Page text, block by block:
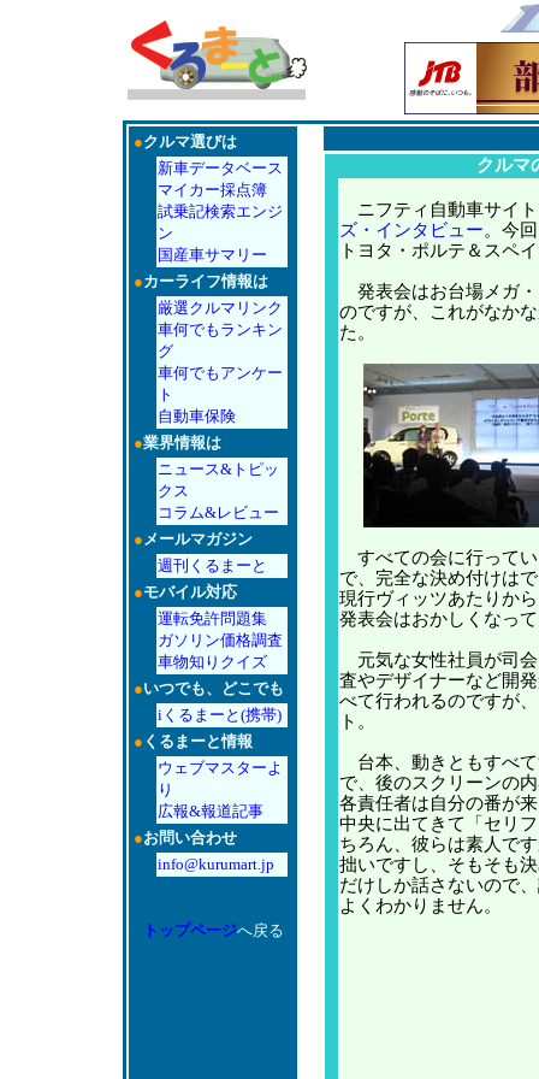
●クルマ選びは
新車データベース
マイカー採点簿
試乗記検索エンジ
ン
国産車サマリー
●カーライフ情報は
厳選クルマリンク
車何でもランキン
グ
車何でもアンケー
ト
自動車保険
●業界情報は
ニュース&トピッ
クス
コラム&レビュー
●メールマガジン
週刊くるまーと
●モバイル対応
運転免許問題集
ガソリン価格調査
車物知りクイズ
●いつでも、どこでも
iくるまーと(携帯)
● くるまーと情報
ウェブマスターよ
り
広報&報道記事
●お問い合わせ
info@kurumart.jp
トップページへ戻る
クルマ
ニフティ自動車サイ
ズ・インタビュー。今
トヨタ・ポルテ＆スペ
発表会はお台場メガ
のですが、これがなか
た。
すべての会に行って
で、完全な決め付けは
現行ヴィッツあたりか
発表会はおかしくなっ
元気な女性社員が司
査やデザイナーなど開
べて行われるのですが
ト。
台本、動きともすべ
で、後のスクリーンの
各責任者は自分の番が
中央に出てきて「セリ
ちろん、彼らは素人で
拙いですし、そもそも
だけしか話さないので
よくわかりません。